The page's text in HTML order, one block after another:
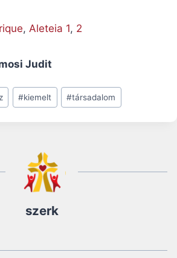
, Aleteia 1, 2
Judit
#kiemelt #társadalom
szerk